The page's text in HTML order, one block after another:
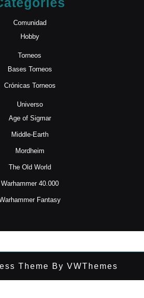
Comunidad
Hobby
Torneos
Bases Torneos
Crónicas Torneos
Universo
Age of Sigmar
Middle-Earth
Mordheim
The Old World
Warhammer 40.000
Fantasy
Theme By VWThemes